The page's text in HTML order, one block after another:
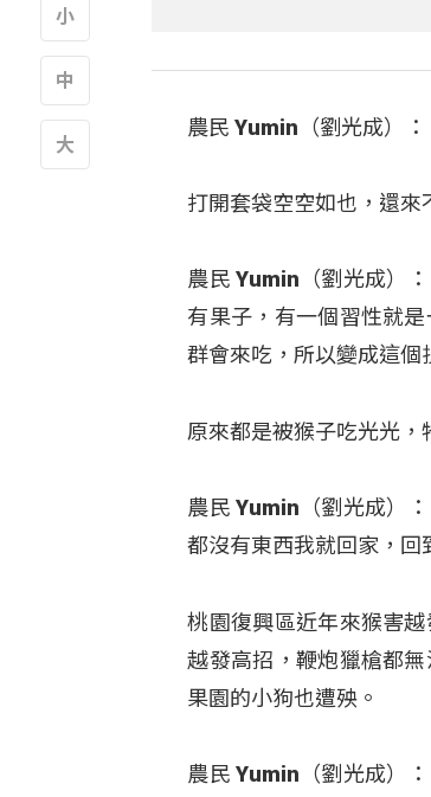
農民 Yumin（劉光成）
打開套袋空空如也，還來
農民 Yumin（劉光成）
有果子，有一個習性就
群會來吃，所以變成這個
原來都是被猴子吃光光，
農民 Yumin（劉光成）
都沒有東西我就回家，回
桃園復興區近年來猴害
越發高招，鞭炮獵槍都
果園的小狗也遭殃。
農民 Yumin（劉光成）